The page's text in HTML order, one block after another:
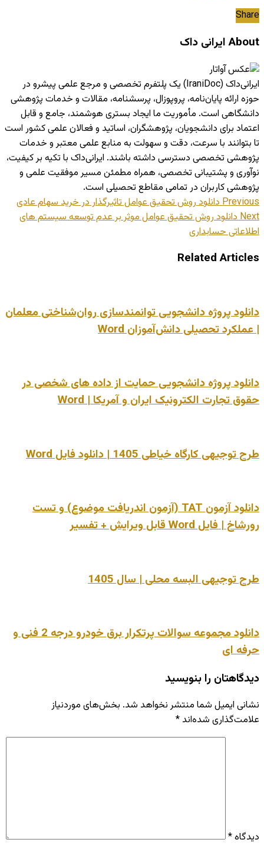
Share
About ایرانی داک
ایرانی‌داک (IraniDoc) یک پلتفرم تخصصی و مرجع علمی پیشرو در
حوزه ارائه پایان‌نامه، پروپوزال، پرسشنامه، مقالات و خدمات پژوهشی
دانشگاهی است. مأموریت ما ایجاد بستری هوشمند، جامع و قابل
اعتماد برای دانشجویان، پژوهشگران، اساتید و فعالان علمی کشور است
تا بتوانند با سرعت، دقت و سهولت به منابع علمی معتبر و خدمات
پژوهشی تخصصی دسترسی داشته باشند. ایرانی‌داک با تکیه بر کیفیت،
نوآوری و پشتیبانی تخصصی، همراه مطمئن مسیر موفقیت علمی و
پژوهشی کاربران در تمامی مقاطع تحصیلی است.
Previousدانلود روش تحقیق عوامل تاثیرگذار در خرید سهام عادی
Nextدانلود روش تحقیق عوامل موثر بر عدم توسعه سیستم های
اطلاعاتی حسابداری
Related Articles
دانلود پروژه دانشجویی توانمندسازی روان‌شناختی معلمان
| عملکرد تحصیلی دانش‌آموزان Word
دانلود پروژه دانشجویی حمایت از داده های شخصی در
حقوق تجارت الکترونیک ایران و آمریکا | Word
طرح توجیهی کارگاه خیاطی 1405 | دانلود فایل Word
دانلود آزمون TAT (آزمون اندریافت موضوع) و تست
رورشاخ | فایل Word قابل ویرایش + تفسیر
طرح توجیهی البسه محلی | سال 1405
دانلود مجموعه سوالات پرتکرار برق خودرو درجه 2 فنی و
حرفه ای
دیدگاهتان را بنویسید
نشانی ایمیل شما منتشر نخواهد شد. بخش‌های موردنیاز
علامت‌گذاری شده‌اند *
دیدگاه*